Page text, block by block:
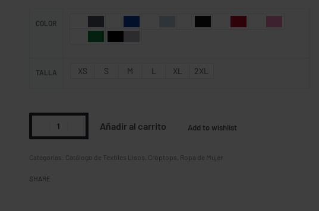
COLOR
TALLA XS S M L XL 2XL
Añadir al carrito Add to wishlist
Categorías: Catálogo de Textiles Lisos Croptops Ropa de Mujer
SHARE